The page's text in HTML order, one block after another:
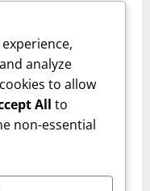
analyze
to allow
All to
non-essential